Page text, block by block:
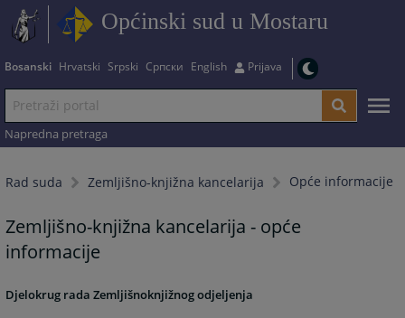
Općinski sud u Mostaru
Bosanski Hrvatski Srpski Српски English Prijava
Napredna pretraga
Rad suda Zemljišno-knjižna kancelarija Opće informacije
Zemljišno-knjižna kancelarija - opće
informacije
Djelokrug rada Zemljišnoknjižnog odjeljenja